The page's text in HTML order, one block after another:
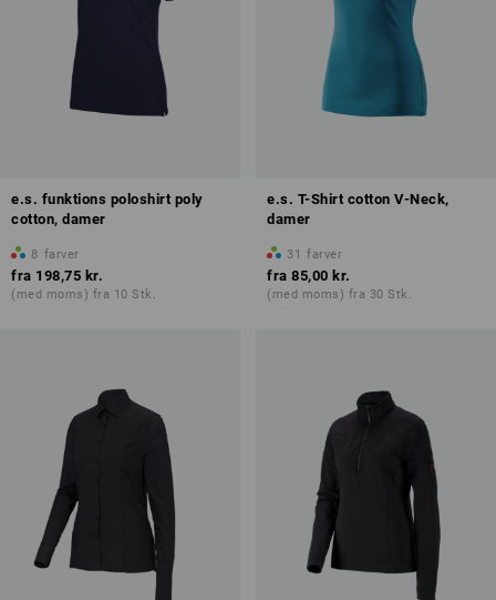
e.s. funktions poloshirt poly
cotton, damer
8 farver
fra 198,75 kr.
(med moms) fra 10 Stk.
e.s. T-Shirt cotton V-Neck,
damer
31 farver
fra 85,00 kr.
(med moms) fra 30 Stk.